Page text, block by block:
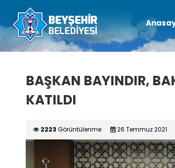
BAŞKAN BAYINDIR,
KATILDI
2223 Görüntülenme 26 Temmuz 2021